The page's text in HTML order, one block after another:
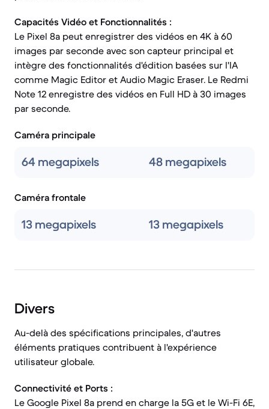
Capacités Vidéo et Fonctionnalités :
Le Pixel 8a peut enregistrer des vidéos en 4K à 60
images par seconde avec son capteur principal et
intègre des fonctionnalités d'édition basées sur l'IA
comme Magic Editor et Audio Magic Eraser. Le Redmi
Note 12 enregistre des vidéos en Full HD à 30 images
par seconde.
Caméra principale
64 megapixels 48 megapixels
Caméra frontale
13 megapixels 13 megapixels
Divers
Au-delà des spécifications principales, d'autres
éléments pratiques contribuent à l'expérience
utilisateur globale.
Connectivité et Ports :
Le Google Pixel 8a prend en charge la 5G et le Wi-Fi 6E,